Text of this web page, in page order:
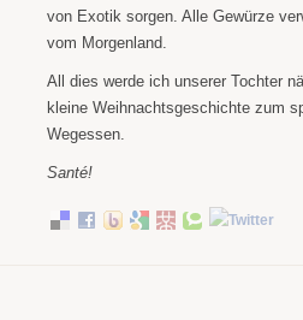
von Exotik sorgen. Alle Gewürze
vom Morgenland.
All dies werde ich unserer Tochter
kleine Weihnachtsgeschichte zum
Wegessen.
Santé!